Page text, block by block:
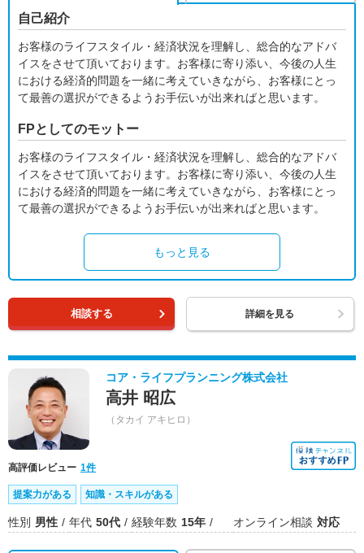
自己紹介
お客様のライフスタイル・経済状況を理解し、総合的なアドバ
イスをさせて頂いております。お客様に寄り添い、今後の人生
における経済的問題を一緒に考えていきながら、お客様にとっ
て最善の選択ができるようお手伝いが出来ればと思います。
FPとしてのモットー
お客様のライフスタイル・経済状況を理解し、総合的なアドバ
イスをさせて頂いております。お客様に寄り添い、今後の人生
における経済的問題を一緒に考えていきながら、お客様にとっ
て最善の選択ができるようお手伝いが出来ればと思います。
もっと見る
相談する 詳細を見る
コア・ライフプランニング株式会社
高井 昭広
（タカイ アキヒロ）
高評価レビュー 1件
提案力がある 知識・スキルがある
性別 男性 年代 50代 経験年数 15年 オンライン相談 対応